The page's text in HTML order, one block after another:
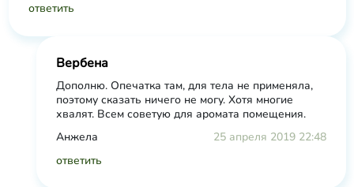
ответить
Вербена
Дополню. Опечатка там, для тела не применяла,
поэтому сказать ничего не могу. Хотя многие
хвалят. Всем советую для аромата помещения.
Анжела
25 апреля 2019 22:48
ответить